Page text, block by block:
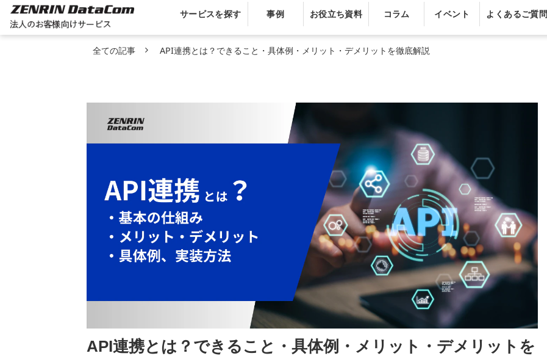
サービスを探す 事例 お役立ち資料 コラム イベント よくあるご質問
全ての記事 API連携とは？できること・具体例・メリット・デメリットを徹底解説
API連携とは？できること・具体例・メリット・デメリットを